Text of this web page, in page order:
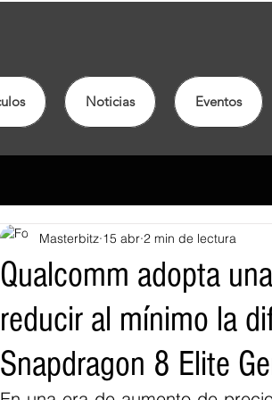
Noticias Eventos
Qualcomm adopta
reducir al mínimo la
Snapdragon 8 Elite
Masterbitz 15 abr 2 min de lectura